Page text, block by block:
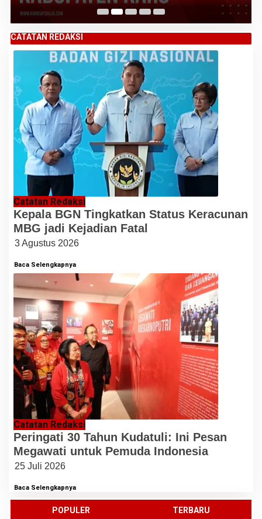
CATATAN REDAKSI
Catatan Redaksi
Kepala BGN Tingkatkan Status Keracunan
MBG jadi Kejadian Fatal
3 Agustus 2026
Baca Selengkapnya
Catatan Redaksi
Peringati 30 Tahun Kudatuli: Ini Pesan
Megawati untuk Pemuda Indonesia
25 Juli 2026
Baca Selengkapnya
POPULER TERBARU